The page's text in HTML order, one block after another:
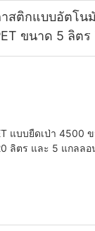
สติกแบบอัตโน
ขนาด 5 ลิตร